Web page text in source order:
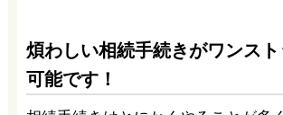
煩わしい相続手続きがワンス
可能です！